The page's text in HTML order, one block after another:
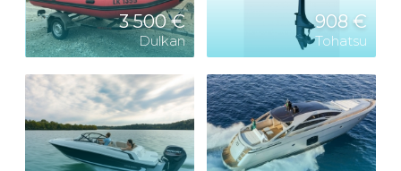
3 500 €
Dulkan
908 €
Tohatsu